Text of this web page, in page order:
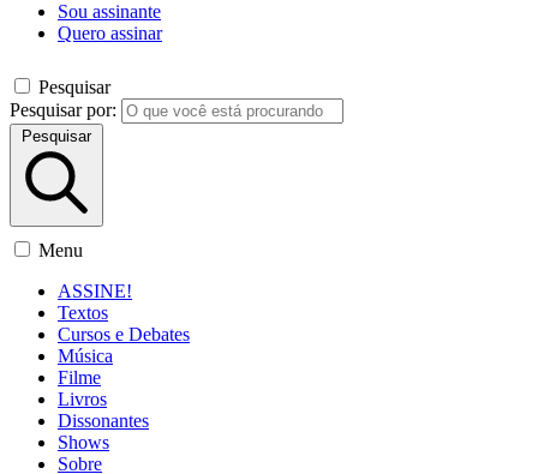
Sou assinante
Quero assinar
Pesquisar
Pesquisar por:
Pesquisar
Menu
ASSINE!
Textos
Cursos e Debates
Música
Filme
Livros
Dissonantes
Shows
Sobre